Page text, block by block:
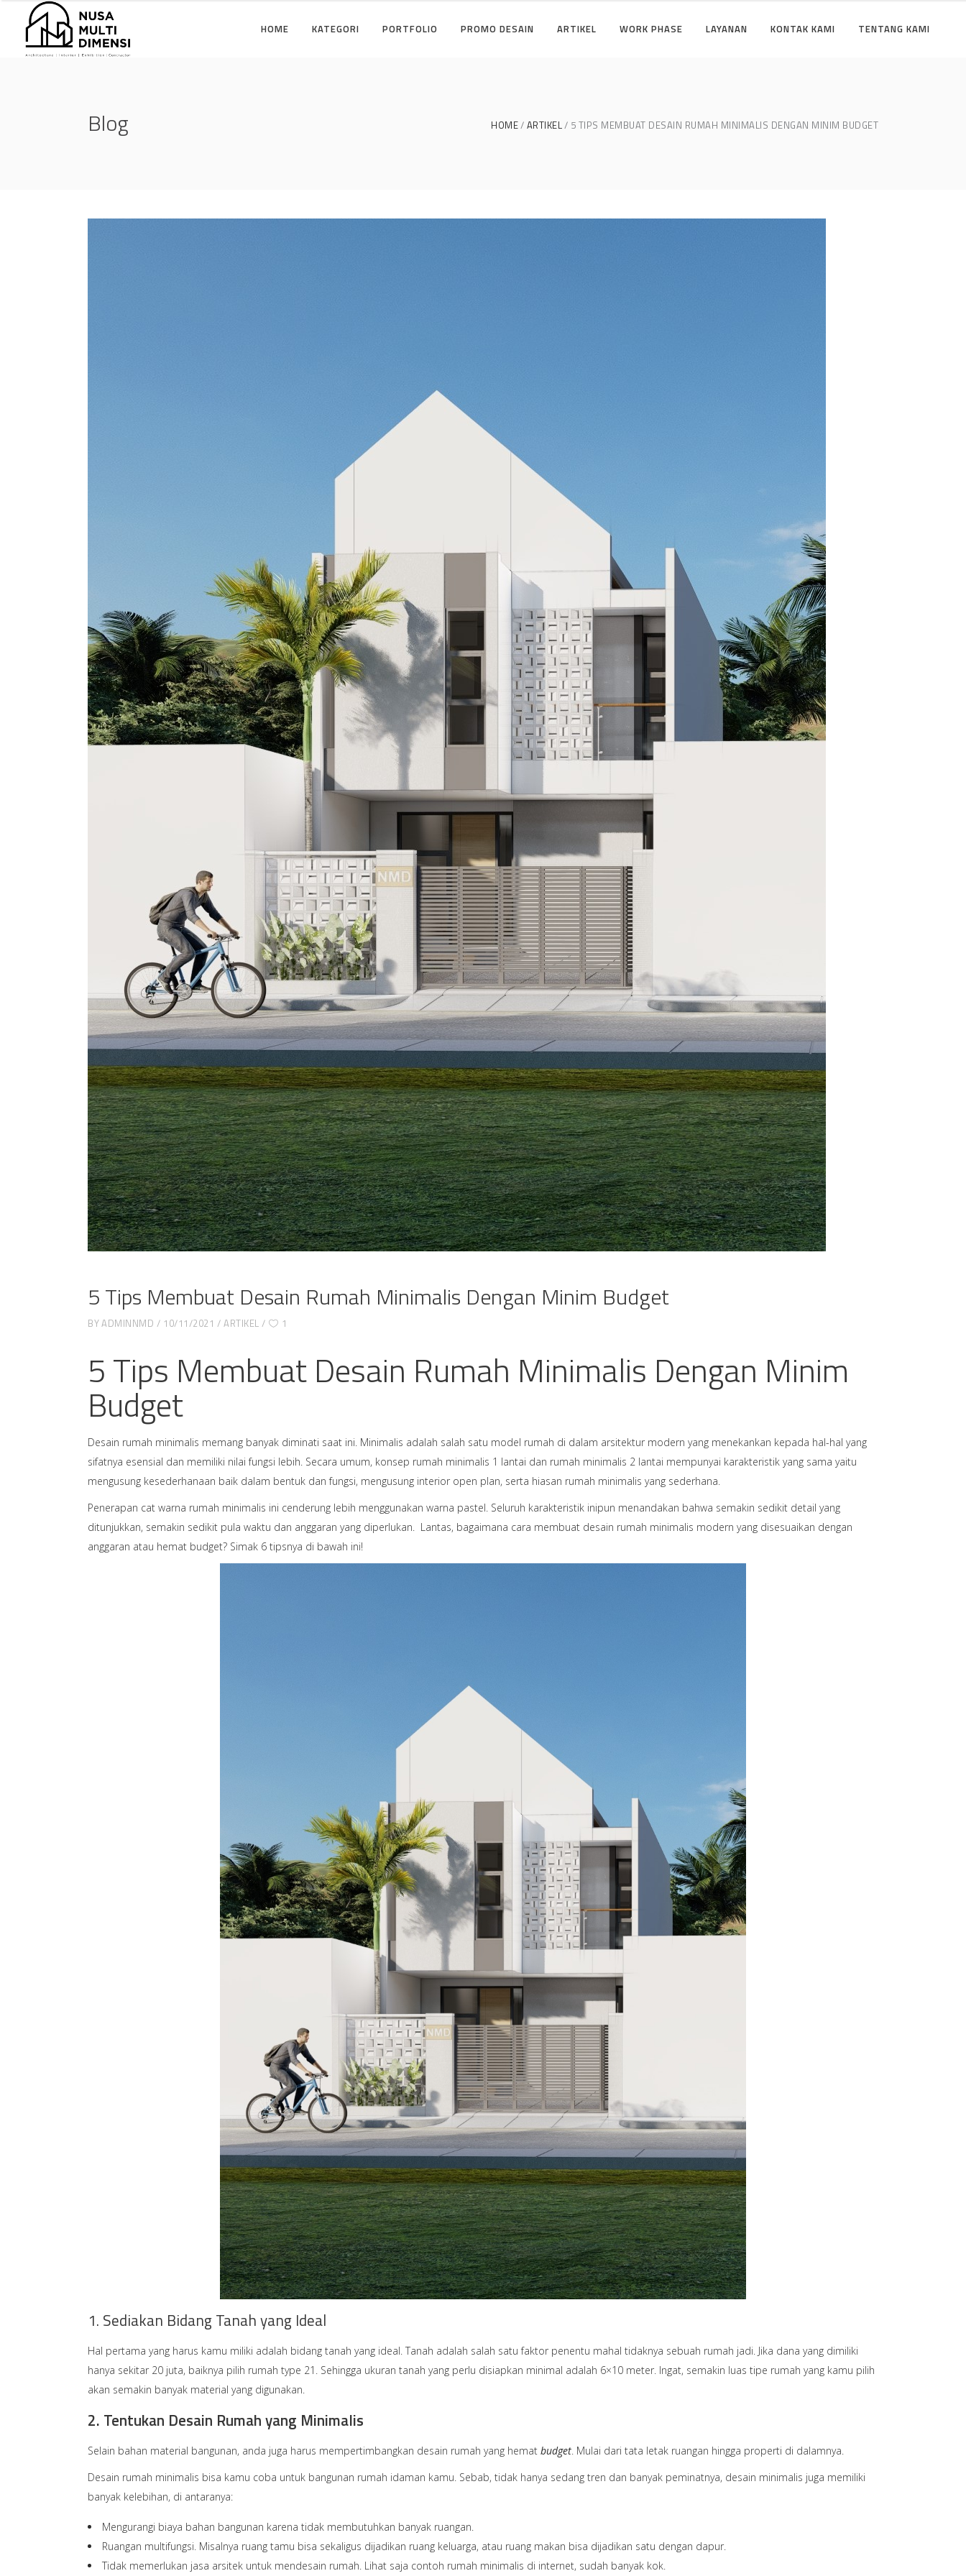
HOME KATEGORI PORTFOLIO PROMO DESAIN ARTIKEL WORK PHASE LAYANAN KONTAK KAMI TENTANG KAMI
Blog HOME ARTIKEL 5 TIPS MEMBUAT DESAIN RUMAH MINIMALIS DENGAN MINIM BUDGET
5 Tips Membuat Desain Rumah Minimalis Dengan Minim Budget
BYADMINNMD 10/11/2021 ARTIKEL 1
5 Tips Membuat Desain Rumah Minimalis Dengan Minim
Budget
Desain rumah minimalis memang banyak diminati saat ini. Minimalis adalah salah satu model rumah di dalam arsitektur modern yang menekankan kepada hal-hal yang
sifatnya esensial dan memiliki nilai fungsi lebih. Secara umum, konsep rumah minimalis 1 lantai dan rumah minimalis 2 lantai mempunyai karakteristik yang sama yaitu
mengusung kesederhanaan baik dalam bentuk dan fungsi, mengusung interior open plan, serta hiasan rumah minimalis yang sederhana.
Penerapan cat warna rumah minimalis ini cenderung lebih menggunakan warna pastel. Seluruh karakteristik inipun menandakan bahwa semakin sedikit detail yang
ditunjukkan, semakin sedikit pula waktu dan anggaran yang diperlukan. Lantas, bagaimana cara membuat desain rumah minimalis modern yang disesuaikan dengan
anggaran atau hemat budget? Simak 6 tipsnya di bawah ini!
1. Sediakan Bidang Tanah yang Ideal
Hal pertama yang harus kamu miliki adalah bidang tanah yang ideal. Tanah adalah salah satu faktor penentu mahal tidaknya sebuah rumah jadi. Jika dana yang dimiliki
hanya sekitar 20 juta, baiknya pilih rumah type 21. Sehingga ukuran tanah yang perlu disiapkan minimal adalah 6×10 meter. Ingat, semakin luas tipe rumah yang kamu pilih
akan semakin banyak material yang digunakan.
2. Tentukan Desain Rumah yang Minimalis
Selain bahan material bangunan, anda juga harus mempertimbangkan desain rumah yang hemat budget. Mulai dari tata letak ruangan hingga properti di dalamnya.
Desain rumah minimalis bisa kamu coba untuk bangunan rumah idaman kamu. Sebab, tidak hanya sedang tren dan banyak peminatnya, desain minimalis juga memiliki
banyak kelebihan, di antaranya:
Mengurangi biaya bahan bangunan karena tidak membutuhkan banyak ruangan.
Ruangan multifungsi. Misalnya ruang tamu bisa sekaligus dijadikan ruang keluarga, atau ruang makan bisa dijadikan satu dengan dapur.
Tidak memerlukan jasa arsitek untuk mendesain rumah. Lihat saja contoh rumah minimalis di internet, sudah banyak kok.